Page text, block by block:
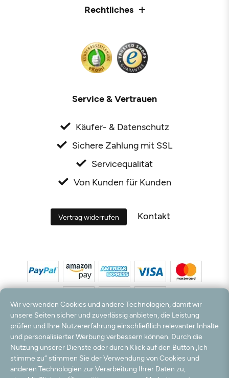
Rechtliches
Service & Vertrauen
Käufer- & Datenschutz
Sichere Zahlung mit SSL
Servicequalität
Von Kunden für Kunden
Vertrag widerrufen Kontakt
*Alle Preise inkl. MwSt. und zzgl. Versandkosten. **Kostenloser Versand und Rückversand
nur innerhalb Deutschlands und Österreichs.
Hinweis:Wir nutzen Ihre E-Mail Adresse für werbliche Zwecke, die jederzeit widerrufen
werden können. Ihre Daten werden nicht an Dritte weitergegeben.
© 2003 - 2026 Teppichversand24 GmbH / Alle Rechte vorbehalten. powered by
Wir verwenden Cookies und andere Technologien, damit wir
unsere Seiten sicher und zuverlässig anbieten, die Leistung
prüfen und Ihre Nutzererfahrung einschließlich relevanter Inhalte
und personalisierter Werbung verbessern können. Durch die
Nutzung unserer Dienste oder durch Klick auf den Button „Ich
stimme zu“ stimmen Sie der Verwendung von Cookies und
anderen Technologien zur Verarbeitung Ihrer Daten zu,